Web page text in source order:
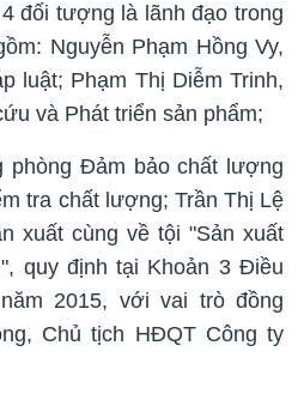
đối tượng là lãnh đạo trong
Nguyễn Phạm Hồng Vy,
luật; Phạm Thị Diễm Trinh,
và Phát triển sản phẩm;
phòng Đảm bảo chất lượng
tra chất lượng; Trần Thị Lệ
xuất cùng về tội "Sản xuất
quy định tại Khoản 3 Điều
2015, với vai trò đồng
Chủ tịch HĐQT Công ty